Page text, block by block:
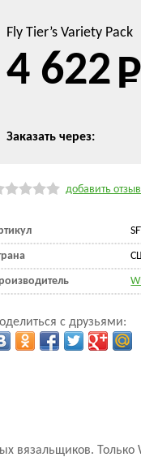
Fly Tier’s Variety Pack
4 622
Заказать через:
добавить отзыв
с друзьями:
вязальщиков. Только